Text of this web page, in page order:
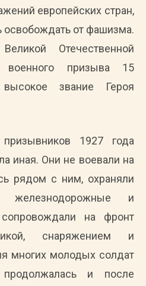
европейских стран,
от фашизма.
Отечественной
военного призыва 15
звание Героя
1927 года
иная. Они не воевали на
рядом с ним, охраняли
железнодорожные и
на фронт
снаряжением и
многих молодых солдат
и после